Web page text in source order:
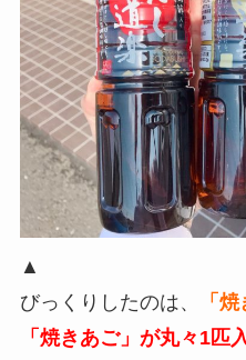
▲
びっくりしたのは、
「
「焼きあご」が丸々1匹